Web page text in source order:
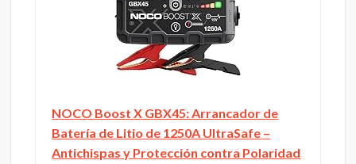
NOCO Boost X GBX45: Arrancador de
Batería de Litio de 1250A UltraSafe –
Antichispas y Protección contra Polaridad